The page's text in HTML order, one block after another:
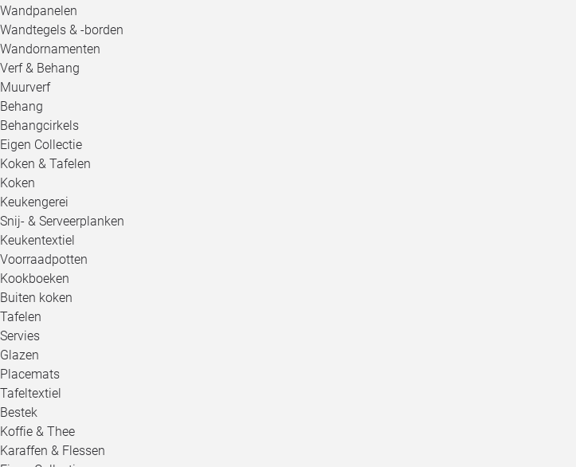
Wandpanelen
Wandtegels & -borden
Wandornamenten
Verf & Behang
Muurverf
Behang
Behangcirkels
Eigen Collectie
Koken & Tafelen
Koken
Keukengerei
Snij- & Serveerplanken
Keukentextiel
Voorraadpotten
Kookboeken
Buiten koken
Tafelen
Servies
Glazen
Placemats
Tafeltextiel
Bestek
Koffie & Thee
Karaffen & Flessen